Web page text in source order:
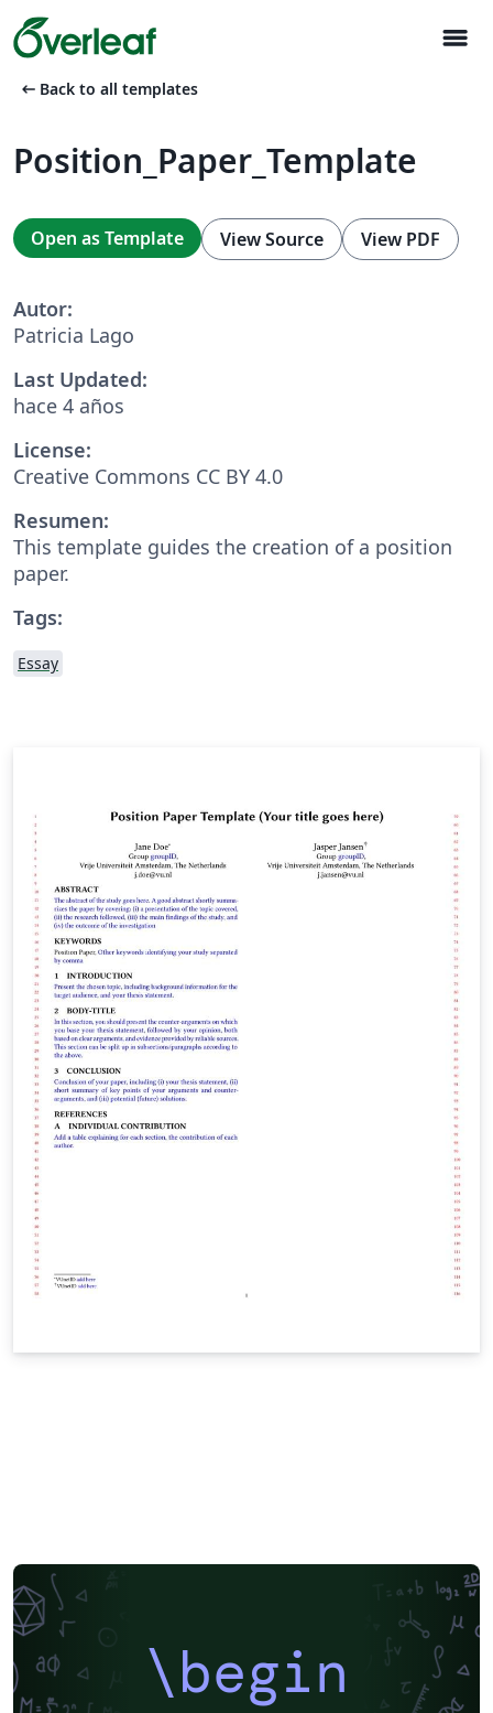
menu
arrow_left_alt Back to all templates
Position_Paper_Template
Open as Template View Source View PDF
Autor:
Patricia Lago
Last Updated:
hace 4 años
License:
Creative Commons CC BY 4.0
Resumen:
This template guides the creation of a position
paper.
Tags:
Essay
\begin